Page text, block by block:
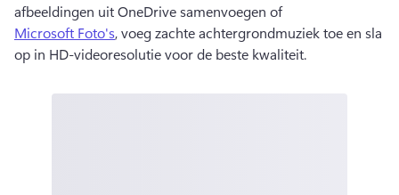
afbeeldingen uit OneDrive samenvoegen of
Microsoft Foto's, voeg zachte achtergrondmuziek toe en sla
op in HD-videoresolutie voor de beste kwaliteit.